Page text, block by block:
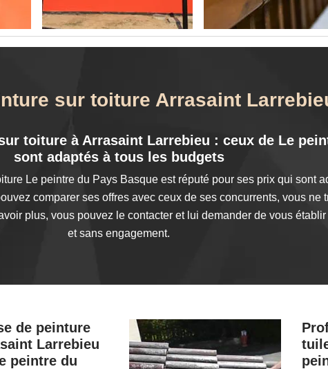
sur toiture Arrasaint
toiture à Arrasaint Larrebieu : ceux de Le
sont adaptés à tous les budgets
Le peintre du Pays Basque est réputé pour ses prix qui sont
comparer ses offres avec ceux de ses concurrents, vous ne
plus, vous pouvez le contacter et lui demander de vous
et sans engagement.
de peinture
Larrebieu
peintre du